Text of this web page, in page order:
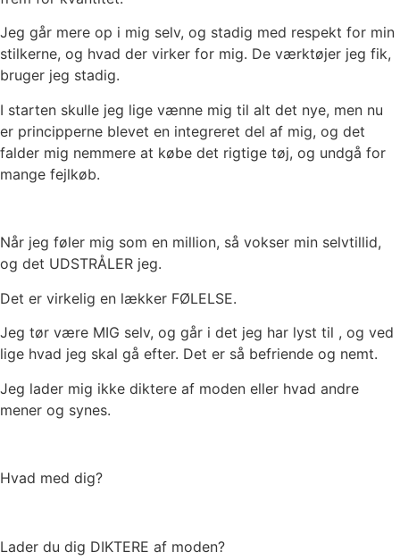
Jeg går mere op i mig selv, og stadig med respekt for min
stilkerne, og hvad der virker for mig. De værktøjer jeg fik,
bruger jeg stadig.
I starten skulle jeg lige vænne mig til alt det nye, men nu
er principperne blevet en integreret del af mig, og det
falder mig nemmere at købe det rigtige tøj, og undgå for
mange fejlkøb.
Når jeg føler mig som en million, så vokser min selvtillid,
og det UDSTRÅLER jeg.
Det er virkelig en lækker FØLELSE.
Jeg tør være MIG selv, og går i det jeg har lyst til , og ved
lige hvad jeg skal gå efter. Det er så befriende og nemt.
Jeg lader mig ikke diktere af moden eller hvad andre
mener og synes.
Hvad med dig?
Lader du dig DIKTERE af moden?